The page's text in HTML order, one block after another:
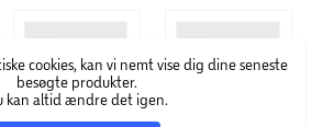
cookies, kan vi nemt vise dig dine seneste
besøgte produkter.
kan altid ændre det igen.